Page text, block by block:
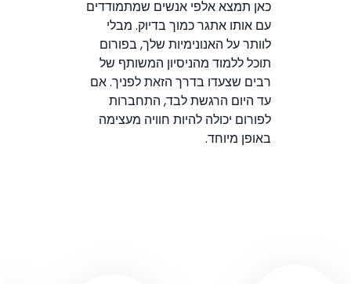
כאן תמצא אלפי אנשים שמתמודדים
עם אותו אתגר כמוך בדיוק. מבלי
לוותר על האנונימיות שלך, בפורום
תוכל ללמוד מהניסיון המשותף של
רבים שצעדו בדרך הזאת לפניך. אם
עד היום הרגשת לבד, התחברות
לפורום יכולה להיות חוויה מעצימה
באופן מיוחד.